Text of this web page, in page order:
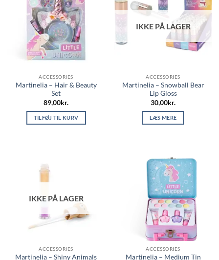
ACCESSORIES
Martinelia – Hair & Beauty
Set
89,00kr.
TILFØJ TIL KURV
IKKE PÅ LAGER
ACCESSORIES
Martinelia – Snowball Bear
Lip Gloss
30,00kr.
LÆS MERE
IKKE PÅ LAGER
ACCESSORIES
Martinelia – Shiny Animals
ACCESSORIES
Martinelia – Medium Tin